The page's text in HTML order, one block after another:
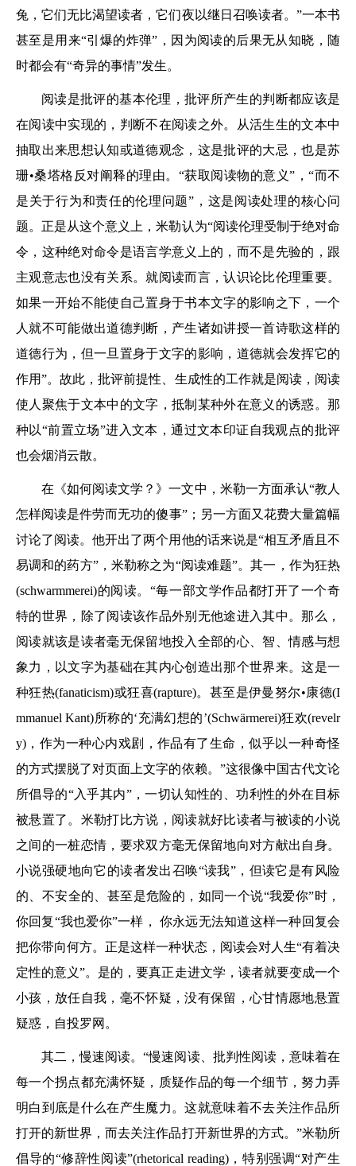
兔，它们无比渴望读者，它们夜以继日召唤读者。”一本书
甚至是用来“引爆的炸弹”，因为阅读的后果无从知晓，随
时都会有“奇异的事情”发生。
阅读是批评的基本伦理，批评所产生的判断都应该是
在阅读中实现的，判断不在阅读之外。从活生生的文本中
抽取出来思想认知或道德观念，这是批评的大忌，也是苏
珊•桑塔格反对阐释的理由。“获取阅读物的意义”，“而不
是关于行为和责任的伦理问题”，这是阅读处理的核心问
题。正是从这个意义上，米勒认为“阅读伦理受制于绝对命
令，这种绝对命令是语言学意义上的，而不是先验的，跟
主观意志也没有关系。就阅读而言，认识论比伦理重要。
如果一开始不能使自己置身于书本文字的影响之下，一个
人就不可能做出道德判断，产生诸如讲授一首诗歌这样的
道德行为，但一旦置身于文字的影响，道德就会发挥它的
作用”。故此，批评前提性、生成性的工作就是阅读，阅读
使人聚焦于文本中的文字，抵制某种外在意义的诱惑。那
种以“前置立场”进入文本，通过文本印证自我观点的批评
也会烟消云散。
在《如何阅读文学？》一文中，米勒一方面承认“教人
怎样阅读是件劳而无功的傻事”；另一方面又花费大量篇幅
讨论了阅读。他开出了两个用他的话来说是“相互矛盾且不
易调和的药方”，米勒称之为“阅读难题”。其一，作为狂热
(schwarmmerei)的阅读。“每一部文学作品都打开了一个奇
特的世界，除了阅读该作品外别无他途进入其中。那么，
阅读就该是读者毫无保留地投入全部的心、智、情感与想
象力，以文字为基础在其内心创造出那个世界来。这是一
种狂热(fanaticism)或狂喜(rapture)。甚至是伊曼努尔•康德(I
mmanuel Kant)所称的‘充满幻想的’(Schwärmerei)狂欢(revelr
y)，作为一种心内戏剧，作品有了生命，似乎以一种奇怪
的方式摆脱了对页面上文字的依赖。”这很像中国古代文论
所倡导的“入乎其内”，一切认知性的、功利性的外在目标
被悬置了。米勒打比方说，阅读就好比读者与被读的小说
之间的一桩恋情，要求双方毫无保留地向对方献出自身。
小说强硬地向它的读者发出召唤“读我”，但读它是有风险
的、不安全的、甚至是危险的，如同一个说“我爱你”时，
你回复“我也爱你”一样， 你永远无法知道这样一种回复会
把你带向何方。正是这样一种状态，阅读会对人生“有着决
定性的意义”。是的，要真正走进文学，读者就要变成一个
小孩，放任自我，毫不怀疑，没有保留，心甘情愿地悬置
疑惑，自投罗网。
其二，慢速阅读。“慢速阅读、批判性阅读，意味着在
每一个拐点都充满怀疑，质疑作品的每一个细节，努力弄
明白到底是什么在产生魔力。这就意味着不去关注作品所
打开的新世界，而去关注作品打开新世界的方式。”米勒所
倡导的“修辞性阅读”(rhetorical reading)，特别强调“对产生